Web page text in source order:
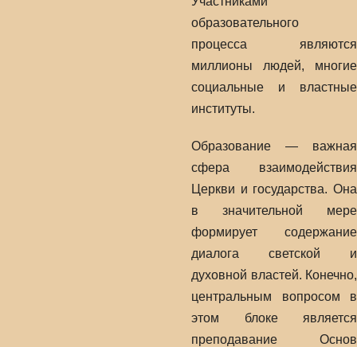
образовательного
процесса являются
миллионы людей, многие
социальные и властные
институты.
Образование — важная
сфера взаимодействия
Церкви и государства. Она
в значительной мере
формирует содержание
диалога светской и
духовной властей. Конечно,
центральным вопросом в
этом блоке является
преподавание Основ